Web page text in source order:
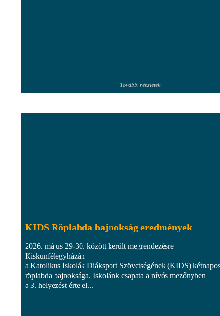
További részletek
KIDS Röplabda bajnokság eredmények
2026. május 29-30. között került megrendezésre
Kiskunfélegyházán
a Katolikus Iskolák Diáksport Szövetségének (KIDS) kétnapos
röplabda bajnoksága. Iskolánk csapata a nívós mezőnyben
a 3. helyezést érte el...